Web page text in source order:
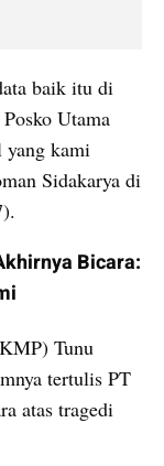
baik itu di
Utama
yang kami
Sidakarya di
Bicara:
Tunu
tertulis PT
atas tragedi